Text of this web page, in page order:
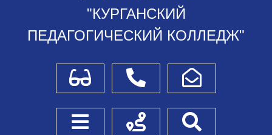
"КУРГАНСКИЙ
ПЕДАГОГИЧЕСКИЙ КОЛЛЕДЖ"
Для слабовидящихТелефоныНаписать обращение
Боковое менюСхема проезда